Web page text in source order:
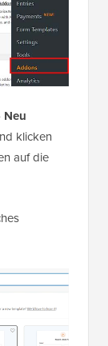
Neu
klicken
auf die